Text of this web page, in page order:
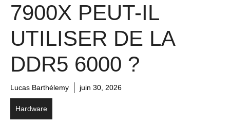
7900X PEUT-IL
UTILISER DE LA
DDR5 6000 ?
Lucas Barthélemy juin 30, 2026
Hardware